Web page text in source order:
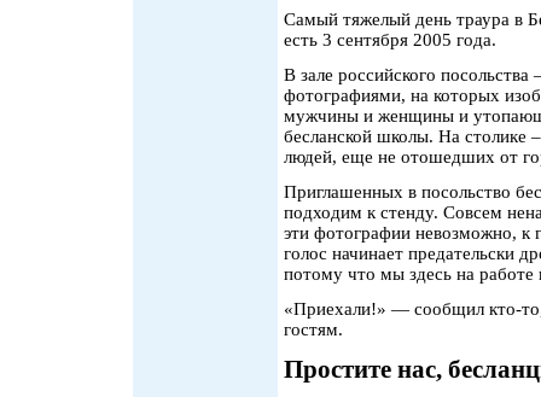
Самый тяжелый день траура в
есть 3 сентября 2005 года.
В зале российского
фотографиями, на которых
мужчины и женщины и
бесланской школы. На столике
людей, еще не отошедших от
Приглашенных в посольство
подходим к стенду. Совсем
эти фотографии невозможно, к
голос начинает предательски
потому что мы здесь на работе
«Приехали!» — сообщил кто-то,
гостям.
Простите нас,